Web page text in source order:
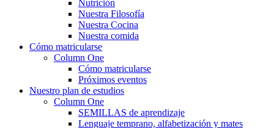
Nutrición
Nuestra Filosofía
Nuestra Cocina
Nuestra comida
Cómo matricularse
Column One
Cómo matricularse
Próximos eventos
Nuestro plan de estudios
Column One
SEMILLAS de aprendizaje
Lenguaje temprano, alfabetización y mates